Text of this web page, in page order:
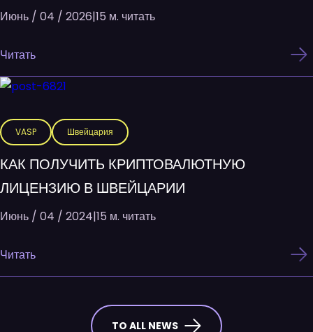
Июнь / 04 / 2026|15 м. читать
Читать
VASP Швейцария
КАК ПОЛУЧИТЬ КРИПТОВАЛЮТНУЮ
ЛИЦЕНЗИЮ В ШВЕЙЦАРИИ
Июнь / 04 / 2024|15 м. читать
Читать
TO ALL NEWS